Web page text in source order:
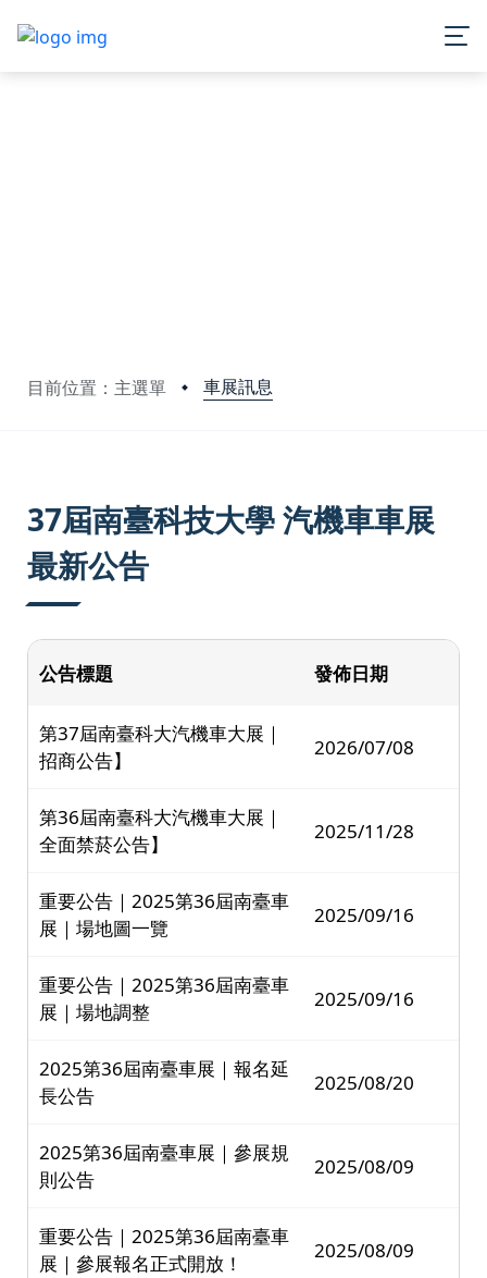
目前位置：主選單 車展訊息
37屆南臺科技大學 汽機車車展
最新公告
公告標題 發佈日期
第37屆南臺科大汽機車大展｜
招商公告】
2026/07/08
第36屆南臺科大汽機車大展｜
全面禁菸公告】
2025/11/28
重要公告｜2025第36屆南臺車
展｜場地圖一覽
2025/09/16
重要公告｜2025第36屆南臺車
展｜場地調整
2025/09/16
2025第36屆南臺車展｜報名延
長公告
2025/08/20
2025第36屆南臺車展｜參展規
則公告
2025/08/09
重要公告｜2025第36屆南臺車
展｜參展報名正式開放！
2025/08/09